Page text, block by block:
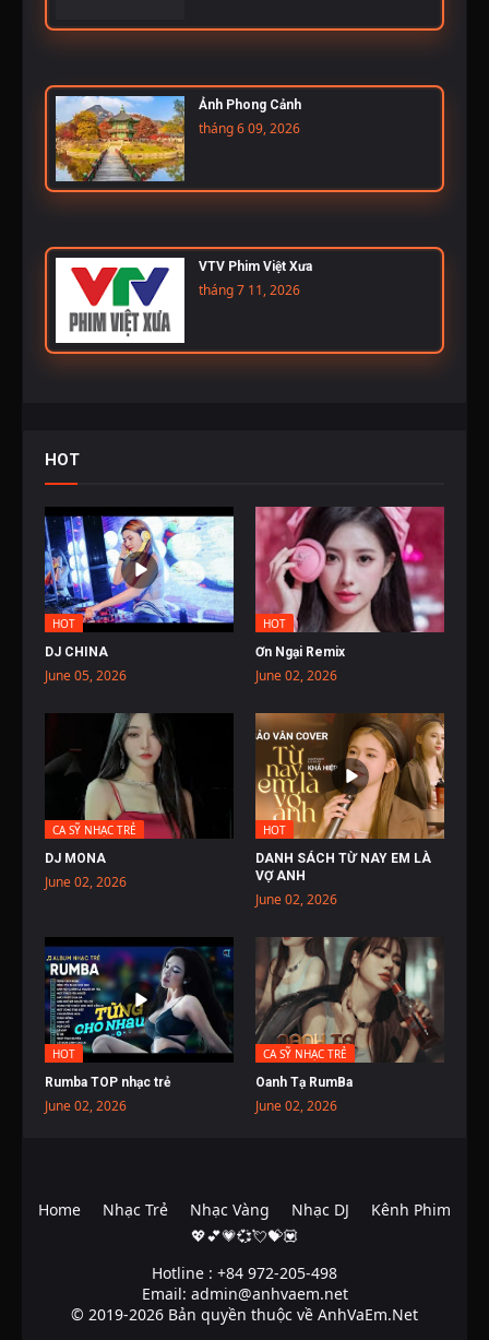
Ảnh Phong Cảnh
tháng 6 09, 2026
VTV Phim Việt Xưa
tháng 7 11, 2026
HOT
HOT
DJ CHINA
June 05, 2026
HOT
Ơn Ngại Remix
June 02, 2026
CA SỸ NHẠC TRẺ
DJ MONA
June 02, 2026
HOT
DANH SÁCH TỪ NAY EM LÀ
VỢ ANH
June 02, 2026
HOT
Rumba TOP nhạc trẻ
June 02, 2026
CA SỸ NHẠC TRẺ
Oanh Tạ RumBa
June 02, 2026
Hotline : +84 972-205-498
Email: admin@anhvaem.net
© 2019-2026 Bản quyền thuộc về AnhVaEm.Net
Home Nhạc Trẻ Nhạc Vàng Nhạc DJ
Kênh Phim
💖💕💗💞💘💝💟